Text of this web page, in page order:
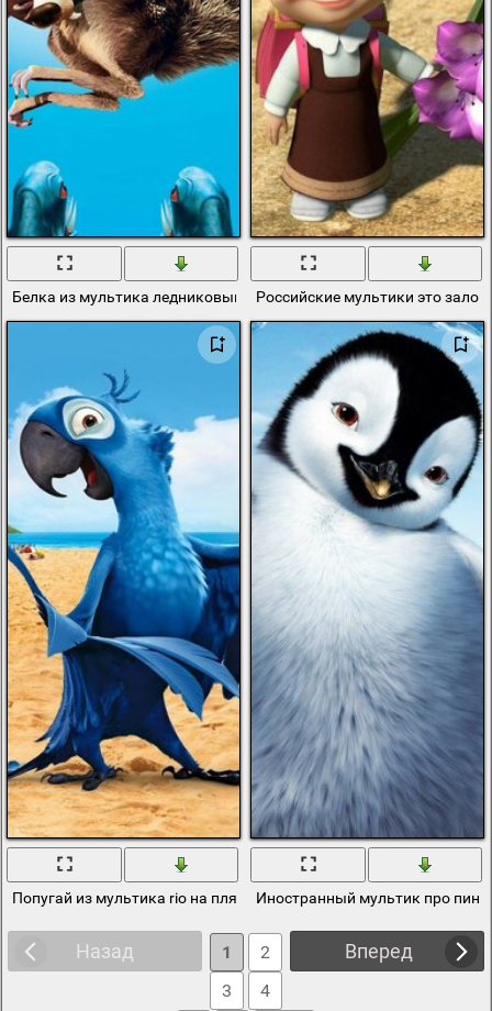
Белка из мультика ледниковый период спасает орех от пираний
Российские мультики это
Попугай из мультика rio на пляжеИностранный мультик про
Назад Вперед
1
2
3
4